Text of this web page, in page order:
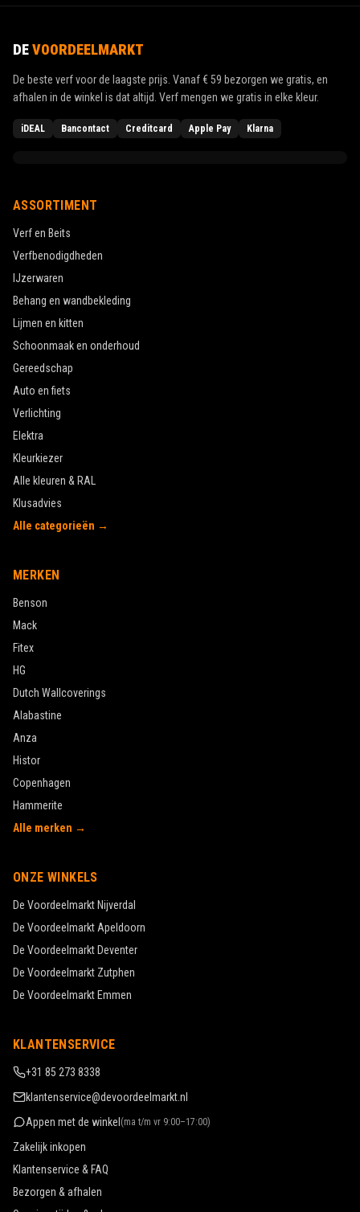
DEVOORDEELMARKT
De beste verf voor de laagste prijs. Vanaf€ 59 bezorgen we gratis, en
afhalen in de winkel is dat altijd. Verf mengen we gratis in elke kleur.
iDEAL Bancontact Creditcard Apple Pay Klarna
ASSORTIMENT
Verf en Beits
Verfbenodigdheden
IJzerwaren
Behang en wandbekleding
Lijmen en kitten
Schoonmaak en onderhoud
Gereedschap
Auto en fiets
Verlichting
Elektra
Kleurkiezer
Alle kleuren & RAL
Klusadvies
Alle categorieën →
MERKEN
Benson
Mack
Fitex
HG
Dutch Wallcoverings
Alabastine
Anza
Histor
Copenhagen
Hammerite
Alle merken →
ONZE WINKELS
De Voordeelmarkt Nijverdal
De Voordeelmarkt Apeldoorn
De Voordeelmarkt Deventer
De Voordeelmarkt Zutphen
De Voordeelmarkt Emmen
KLANTENSERVICE
+31 85 273 8338
klantenservice@devoordeelmarkt.nl
Appen met de winkel (ma t/m vr 9:00–17:00)
Zakelijk inkopen
Klantenservice & FAQ
Bezorgen & afhalen